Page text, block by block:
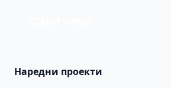
Наредни проекти